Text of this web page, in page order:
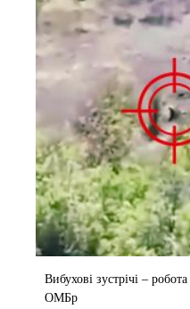
Вибухові зустрічі –
ОМБр